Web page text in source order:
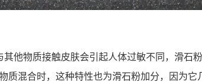
其他物质接触皮肤会引起人体过敏不同，滑石
质混合时，这种特性也为滑石粉加分，因为它